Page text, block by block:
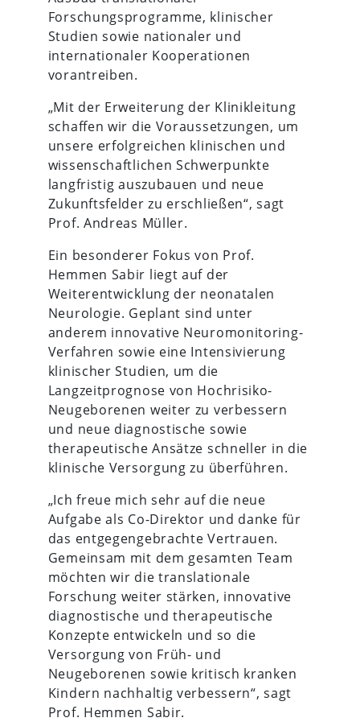
Forschungsprogramme, klinischer
Studien sowie nationaler und
internationaler Kooperationen
vorantreiben.
„Mit der Erweiterung der Klinikleitung
schaffen wir die Voraussetzungen, um
unsere erfolgreichen klinischen und
wissenschaftlichen Schwerpunkte
langfristig auszubauen und neue
Zukunftsfelder zu erschließen“, sagt
Prof. Andreas Müller.
Ein besonderer Fokus von Prof.
Hemmen Sabir liegt auf der
Weiterentwicklung der neonatalen
Neurologie. Geplant sind unter
anderem innovative Neuromonitoring-
Verfahren sowie eine Intensivierung
klinischer Studien, um die
Langzeitprognose von Hochrisiko-
Neugeborenen weiter zu verbessern
und neue diagnostische sowie
therapeutische Ansätze schneller in die
klinische Versorgung zu überführen.
„Ich freue mich sehr auf die neue
Aufgabe als Co-Direktor und danke für
das entgegengebrachte Vertrauen.
Gemeinsam mit dem gesamten Team
möchten wir die translationale
Forschung weiter stärken, innovative
diagnostische und therapeutische
Konzepte entwickeln und so die
Versorgung von Früh- und
Neugeborenen sowie kritisch kranken
Kindern nachhaltig verbessern“, sagt
Prof. Hemmen Sabir.